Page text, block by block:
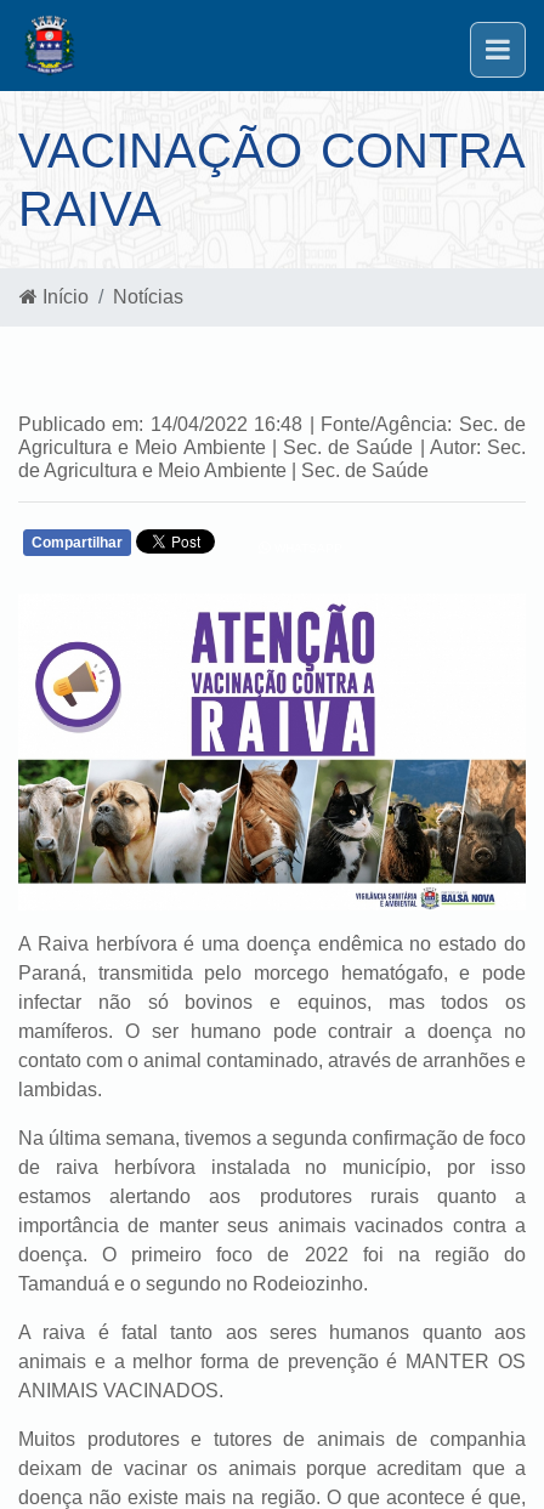
VACINAÇÃO CONTRA
RAIVA
Início Notícias
Publicado em: 14/04/2022 16:48 | Fonte/Agência: Sec. de
Agricultura e Meio Ambiente | Sec. de Saúde | Autor: Sec.
de Agricultura e Meio Ambiente | Sec. de Saúde
Compartilhar
A Raiva herbívora é uma doença endêmica no estado do
Paraná, transmitida pelo morcego hematógafo, e pode
infectar não só bovinos e equinos, mas todos os
mamíferos. O ser humano pode contrair a doença no
contato com o animal contaminado, através de arranhões e
lambidas.
Na última semana, tivemos a segunda confirmação de foco
de raiva herbívora instalada no município, por isso
estamos alertando aos produtores rurais quanto a
importância de manter seus animais vacinados contra a
doença. O primeiro foco de 2022 foi na região do
Tamanduá e o segundo no Rodeiozinho.
A raiva é fatal tanto aos seres humanos quanto aos
animais e a melhor forma de prevenção é MANTER OS
ANIMAIS VACINADOS.
Muitos produtores e tutores de animais de companhia
deixam de vacinar os animais porque acreditam que a
doença não existe mais na região. O que acontece é que,